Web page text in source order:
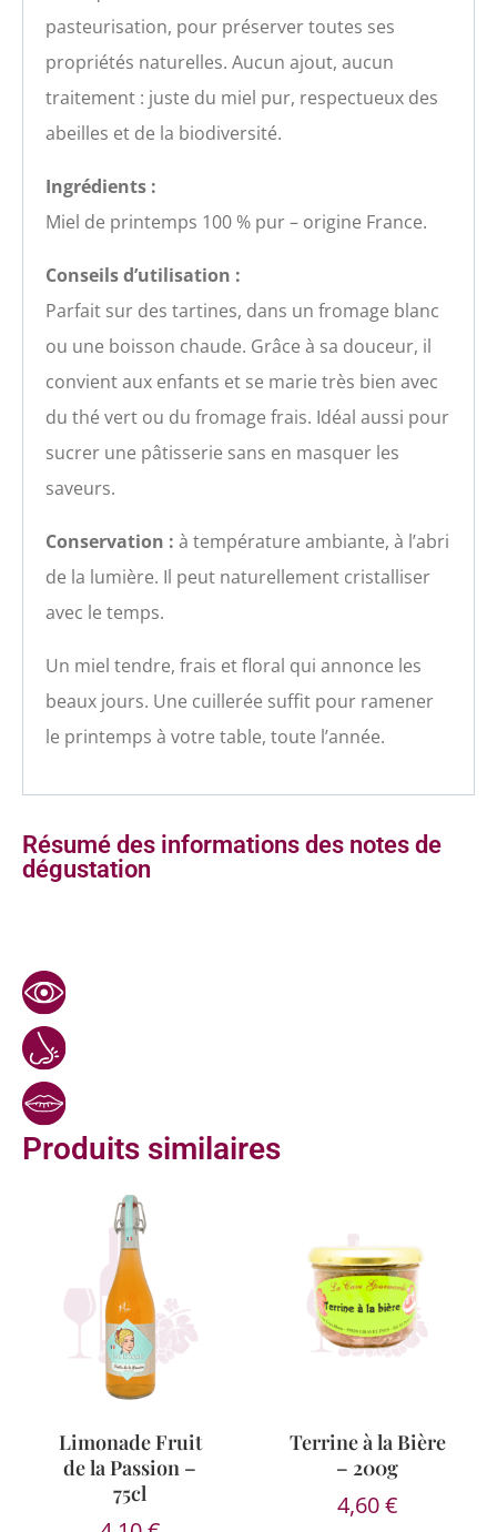
pasteurisation, pour préserver toutes ses
propriétés naturelles. Aucun ajout, aucun
traitement : juste du miel pur, respectueux des
abeilles et de la biodiversité.
Ingrédients :
Miel de printemps 100 % pur – origine France.
Conseils d’utilisation :
Parfait sur des tartines, dans un fromage blanc
ou une boisson chaude. Grâce à sa douceur, il
convient aux enfants et se marie très bien avec
du thé vert ou du fromage frais. Idéal aussi pour
sucrer une pâtisserie sans en masquer les
saveurs.
Conservation : à température ambiante, à l’abri
de la lumière. Il peut naturellement cristalliser
avec le temps.
Un miel tendre, frais et floral qui annonce les
beaux jours. Une cuillerée suffit pour ramener
le printemps à votre table, toute l’année.
Résumé des informations des notes de
dégustation
Produits similaires
Limonade Fruit
de la Passion –
75cl
Terrine à la Bière
– 200g
4,60€